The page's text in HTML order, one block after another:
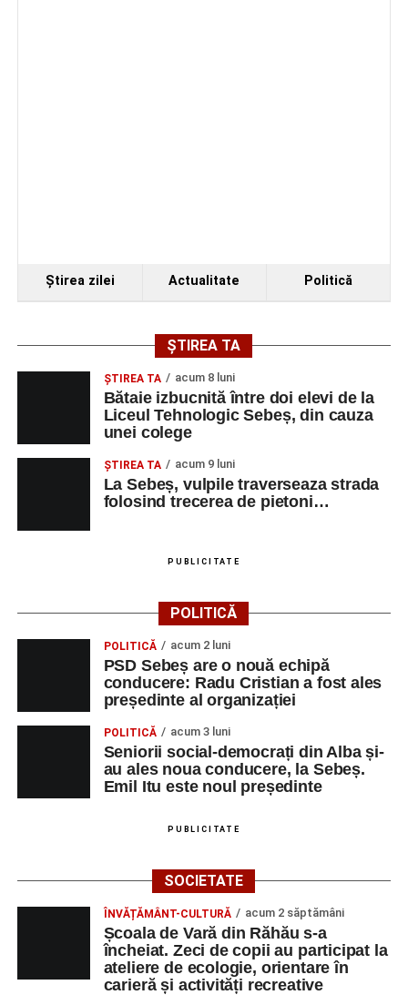
Ştirea zilei Actualitate Politică
ȘTIREA TA
ŞTIREA TA acum 8 luni
Bătaie izbucnită între doi elevi de la
Liceul Tehnologic Sebeș, din cauza
unei colege
ŞTIREA TA acum 9 luni
La Sebeș, vulpile traverseaza strada
folosind trecerea de pietoni…
PUBLICITATE
POLITICĂ
POLITICĂ acum 2 luni
PSD Sebeș are o nouă echipă
conducere: Radu Cristian a fost ales
președinte al organizației
POLITICĂ acum 3 luni
Seniorii social-democrați din Alba și-
au ales noua conducere, la Sebeș.
Emil Itu este noul președinte
PUBLICITATE
SOCIETATE
ÎNVĂȚĂMÂNT-CULTURĂ acum 2 săptămâni
Școala de Vară din Răhău s-a
încheiat. Zeci de copii au participat la
ateliere de ecologie, orientare în
carieră și activități recreative